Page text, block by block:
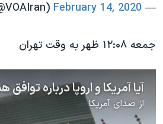
— VOA Farsi (@VOAIran)
February 14, 2020
جمعه ۱۲:۰۸ ظهر به وقت تهران
از صدای آمریکا